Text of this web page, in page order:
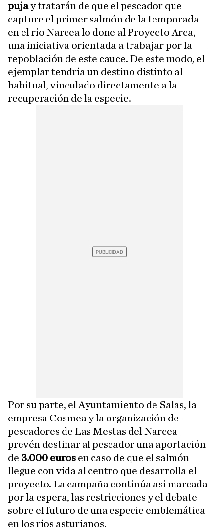
pujay tratarán de que el pescador que
capture el primer salmón de la temporada
en el río Narcea lo done al Proyecto Arca,
una iniciativa orientada a trabajar por la
repoblación de este cauce. De este modo, el
ejemplar tendría un destino distinto al
habitual, vinculado directamente a la
recuperación de la especie.
Por su parte, el Ayuntamiento de Salas, la
empresa Cosmea y la organización de
pescadores de Las Mestas del Narcea
prevén destinar al pescador una aportación
de 3.000 euros en caso de que el salmón
llegue con vida al centro que desarrolla el
proyecto. La campaña continúa así marcada
por la espera, las restricciones y el debate
sobre el futuro de una especie emblemática
en los ríos asturianos.